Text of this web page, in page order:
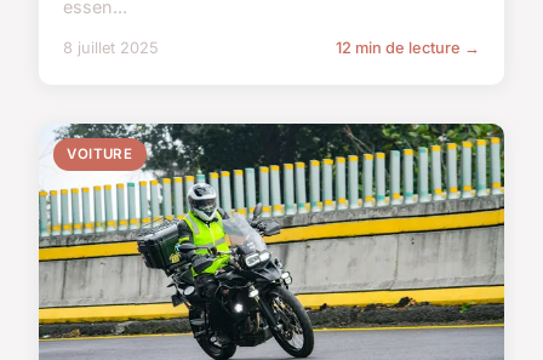
essen...
8 juillet 2025 12 min de lecture →
VOITURE